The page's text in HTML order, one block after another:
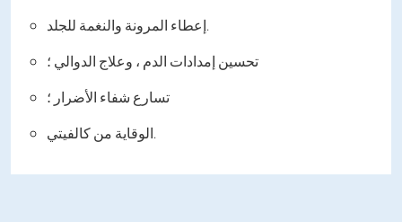
إعطاء المرونة والنغمة للجلد.
تحسين إمدادات الدم ، وعلاج الدوالي ؛
تسارع شفاء الأضرار ؛
الوقاية من كالفيتي.